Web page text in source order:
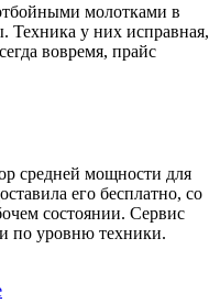
молотками в
Техника у них исправная,
вовремя, прайс
средней мощности для
его бесплатно, со
состоянии. Сервис
по уровню техники.